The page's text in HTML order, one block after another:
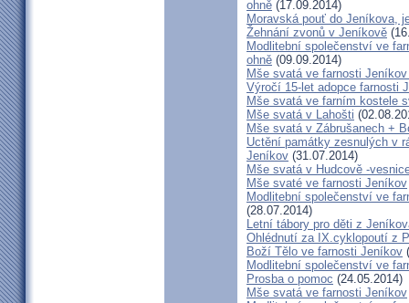
ohně (17.09.2014)
Moravská pouť do Jeníkova,
Žehnání zvonů v Jeníkově
Modlitební společenství ve
ohně (09.09.2014)
Mše svatá ve farnosti
Výročí 15-let adopce farnosti
Mše svatá ve farním kostele
Mše svatá v Lahošti
Mše svatá v Zábrušanech +
Uctění památky zesnulých v
Jeníkov (31.07.2014)
Mše svatá v Hudcově -
Mše svaté ve farnosti Jeníkov
Modlitební společenství ve
(28.07.2014)
Letní tábory pro děti z
Ohlédnutí za IX.cyklopoutí z
Boží Tělo ve farnosti Jeníkov
Modlitební společenství ve
Prosba o pomoc (24.05.2014)
Mše svatá ve farnosti Jeníkov